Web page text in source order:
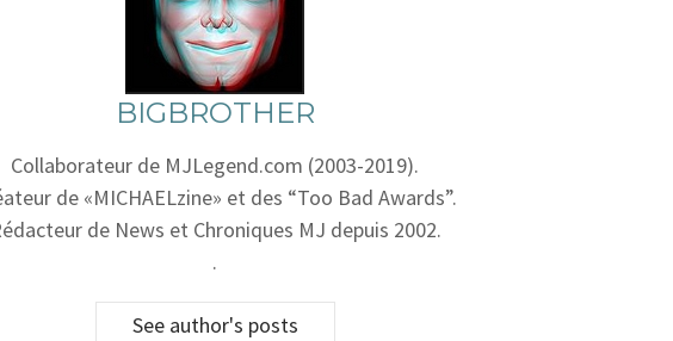
BIGBROTHER
Collaborateur de MJLegend.com (2003-2019).
de «MICHAELzine» et des “Too Bad Awards”.
de News et Chroniques MJ depuis 2002.
.
See author's posts